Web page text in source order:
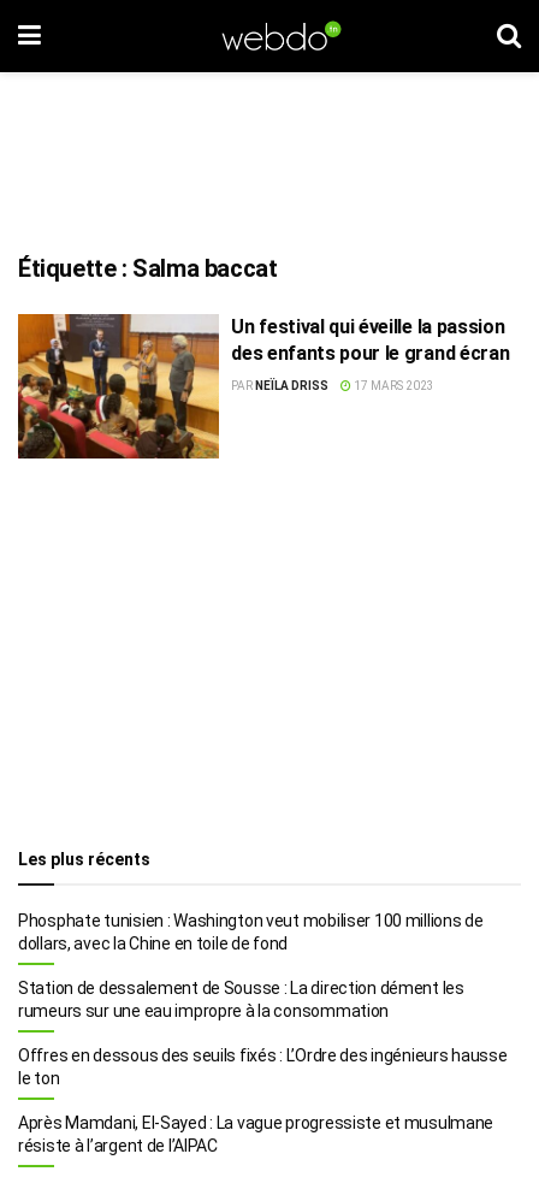
Étiquette : Salma baccat
Un festival qui éveille la passion
des enfants pour le grand écran
PAR NEÏLA DRISS 17 MARS 2023
Les plus récents
Phosphate tunisien : Washington veut mobiliser 100 millions de
dollars, avec la Chine en toile de fond
Station de dessalement de Sousse : La direction dément les
rumeurs sur une eau impropre à la consommation
Offres en dessous des seuils fixés : L’Ordre des ingénieurs hausse
le ton
Après Mamdani, El-Sayed : La vague progressiste et musulmane
résiste à l’argent de l’AIPAC